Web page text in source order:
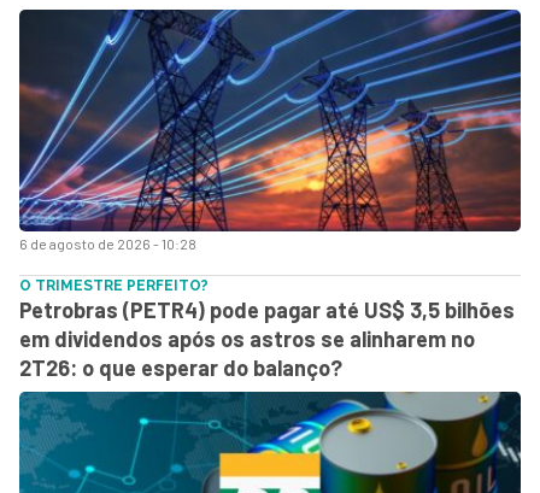
6 de agosto de 2026 - 10:28
O TRIMESTRE PERFEITO?
Petrobras (PETR4) pode pagar até US$ 3,5 bilhões
em dividendos após os astros se alinharem no
2T26: o que esperar do balanço?